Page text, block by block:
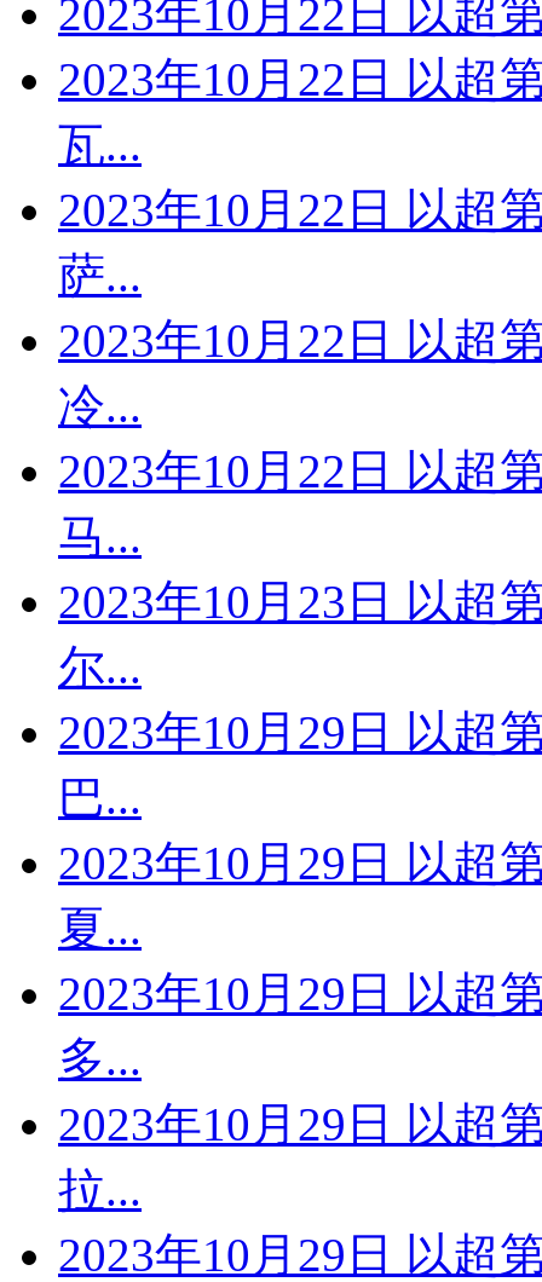
2023年10月22日 以超
2023年10月22日 以超
瓦...
2023年10月22日 以超
萨...
2023年10月22日 以超
冷...
2023年10月22日 以超
马...
2023年10月23日 以超
尔...
2023年10月29日 以超
巴...
2023年10月29日 以超
夏...
2023年10月29日 以超
多...
2023年10月29日 以超
拉...
2023年10月29日 以超